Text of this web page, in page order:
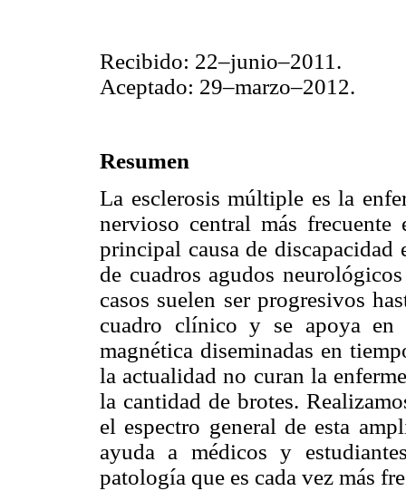
Recibido: 22–junio–2011.
Aceptado: 29–marzo–2012.
Resumen
La esclerosis múltiple es la
nervioso central más
principal causa de
de cuadros agudos
casos suelen ser progresivos
cuadro clínico y se apoya en
magnética diseminadas en
la actualidad no curan la
la cantidad de brotes.
el espectro general de esta
ayuda a médicos y
patología que es cada vez más